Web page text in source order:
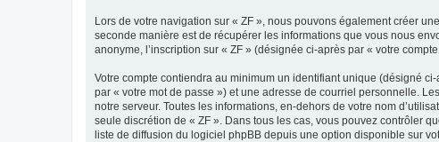
Lors de votre navigation sur « ZF », nous pouvons également créer
seconde manière est de récupérer les informations que vous nous
anonyme, l’inscription sur « ZF » (désignée ci-après par « votre
Votre compte contiendra au minimum un identifiant unique (désigné
par « votre mot de passe ») et une adresse de courriel personnelle.
notre serveur. Toutes les informations, en-dehors de votre nom
seule discrétion de « ZF ». Dans tous les cas, vous pouvez contrôler
liste de diffusion du logiciel phpBB depuis une option disponible sur